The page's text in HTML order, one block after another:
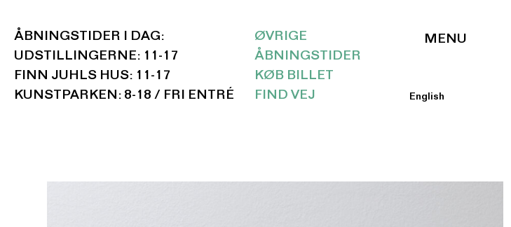
ÅBNINGSTIDER I DAG:
UDSTILLINGERNE: 11-17
FINN JUHLS HUS: 11-17
KUNSTPARKEN: 8-18 / FRI ENTRÉ
ØVRIGE
ÅBNINGSTIDER
KØB BILLET
FIND VEJ
English